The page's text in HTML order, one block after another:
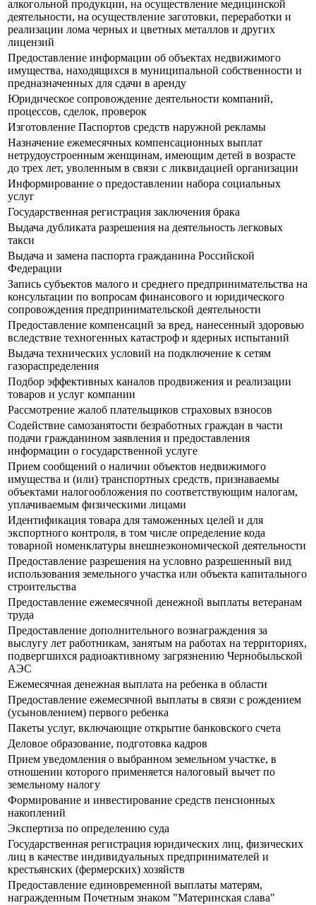
алкогольной продукции, на осуществление медицинской
деятельности, на осуществление заготовки, переработки и
реализации лома черных и цветных металлов и других
лицензий
Предоставление информации об объектах недвижимого
имущества, находящихся в муниципальной собственности и
предназначенных для сдачи в аренду
Юридическое сопровождение деятельности компаний,
процессов, сделок, проверок
Изготовление Паспортов средств наружной рекламы
Назначение ежемесячных компенсационных выплат
нетрудоустроенным женщинам, имеющим детей в возрасте
до трех лет, уволенным в связи с ликвидацией организации
Информирование о предоставлении набора социальных
услуг
Государственная регистрация заключения брака
Выдача дубликата разрешения на деятельность легковых
такси
Выдача и замена паспорта гражданина Российской
Федерации
Запись субъектов малого и среднего предпринимательства на
консультации по вопросам финансового и юридического
сопровождения предпринимательской деятельности
Предоставление компенсаций за вред, нанесенный здоровью
вследствие техногенных катастроф и ядерных испытаний
Выдача технических условий на подключение к сетям
газораспределения
Подбор эффективных каналов продвижения и реализации
товаров и услуг компании
Рассмотрение жалоб плательщиков страховых взносов
Содействие самозанятости безработных граждан в части
подачи гражданином заявления и предоставления
информации о государственной услуге
Прием сообщений о наличии объектов недвижимого
имущества и (или) транспортных средств, признаваемы
объектами налогообложения по соответствующим налогам,
уплачиваемым физическими лицами
Идентификация товара для таможенных целей и для
экспортного контроля, в том числе определение кода
товарной номенклатуры внешнеэкономической деятельности
Предоставление разрешения на условно разрешенный вид
использования земельного участка или объекта капитального
строительства
Предоставление ежемесячной денежной выплаты ветеранам
труда
Предоставление дополнительного вознаграждения за
выслугу лет работникам, занятым на работах на территориях,
подвергшихся радиоактивному загрязнению Чернобыльской
АЭС
Ежемесячная денежная выплата на ребенка в области
Предоставление ежемесячной выплаты в связи с рождением
(усыновлением) первого ребенка
Пакеты услуг, включающие открытие банковского счета
Деловое образование, подготовка кадров
Прием уведомления о выбранном земельном участке, в
отношении которого применяется налоговый вычет по
земельному налогу
Формирование и инвестирование средств пенсионных
накоплений
Экспертиза по определению суда
Государственная регистрация юридических лиц, физических
лиц в качестве индивидуальных предпринимателей и
крестьянских (фермерских) хозяйств
Предоставление единовременной выплаты матерям,
награжденным Почетным знаком "Материнская слава"